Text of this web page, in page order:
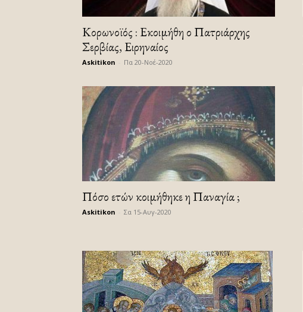
Κορωνοϊός : Εκοιμήθη ο Πατριάρχης
Σερβίας, Ειρηναίος
Askitikon Πα 20-Νοέ-2020
Πόσο ετών κοιμήθηκε η Παναγία ;
Askitikon Σα 15-Αυγ-2020